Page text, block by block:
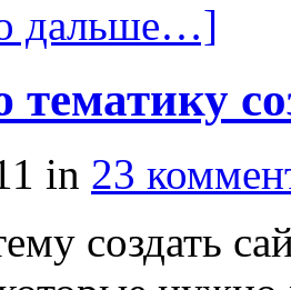
дальше…]
in 23
создать